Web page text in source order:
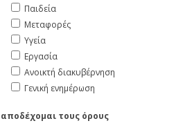
Παιδεία
Μεταφορές
Υγεία
Εργασία
Ανοικτή διακυβέρνηση
Γενική ενημέρωση
τους όρους